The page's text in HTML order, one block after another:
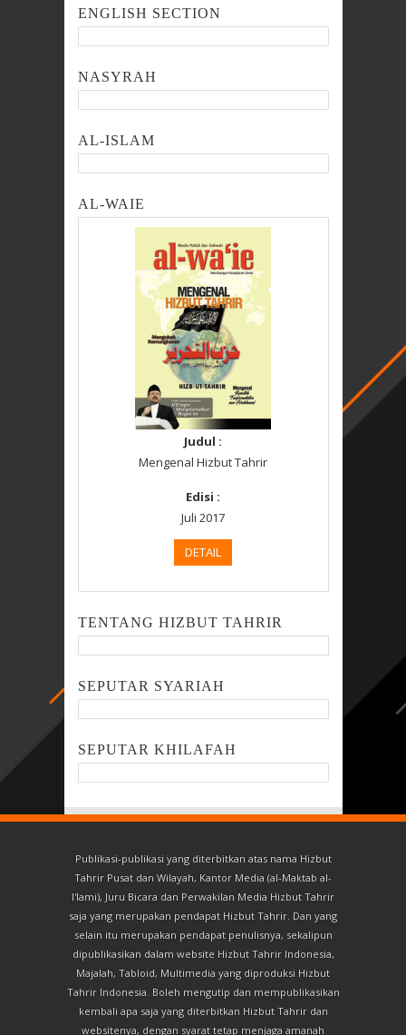
ENGLISH SECTION
NASYRAH
AL-ISLAM
AL-WAIE
Judul :
Mengenal Hizbut Tahrir
Edisi :
Juli 2017
DETAIL
TENTANG HIZBUT TAHRIR
SEPUTAR SYARIAH
SEPUTAR KHILAFAH
Publikasi-publikasi yang diterbitkan atas nama Hizbut
Tahrir Pusat dan Wilayah, Kantor Media (al-Maktab al-
I'lami), Juru Bicara dan Perwakilan Media Hizbut Tahrir
saja yang merupakan pendapat Hizbut Tahrir. Dan yang
selain itu merupakan pendapat penulisnya, sekalipun
dipublikasikan dalam website Hizbut Tahrir Indonesia,
Majalah, Tabloid, Multimedia yang diproduksi Hizbut
Tahrir Indonesia. Boleh mengutip dan mempublikasikan
kembali apa saja yang diterbitkan Hizbut Tahrir dan
websitenya, dengan syarat tetap menjaga amanah